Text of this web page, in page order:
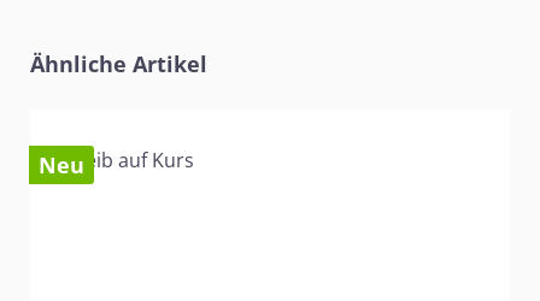
Produktgalerie überspringen
Ähnliche Artikel
Neu